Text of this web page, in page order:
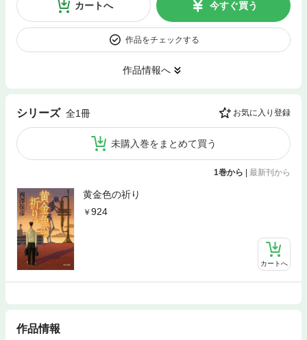
カートへ 今すぐ買う
作品をチェックする
作品情報へ
シリーズ 全1冊 お気に入り登録
未購入巻をまとめて買う
1巻から | 最新刊から
黄金色の祈り
924
カートへ
作品情報